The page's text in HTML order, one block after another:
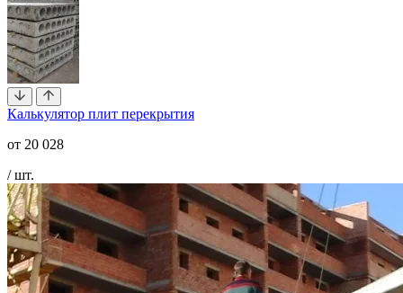
Калькулятор плит перекрытия
от 20 028
/ шт.